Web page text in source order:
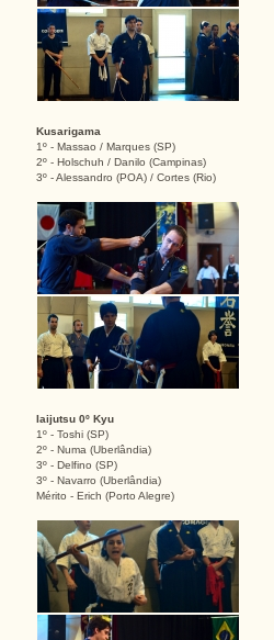
Kusarigama
1º - Massao / Marques (SP)
2º - Holschuh / Danilo (Campinas)
3º - Alessandro (POA) / Cortes (Rio)
Iaijutsu 0º Kyu
1º - Toshi (SP)
2º - Numa (Uberlândia)
3º - Delfino (SP)
3º - Navarro (Uberlândia)
Mérito - Erich (Porto Alegre)